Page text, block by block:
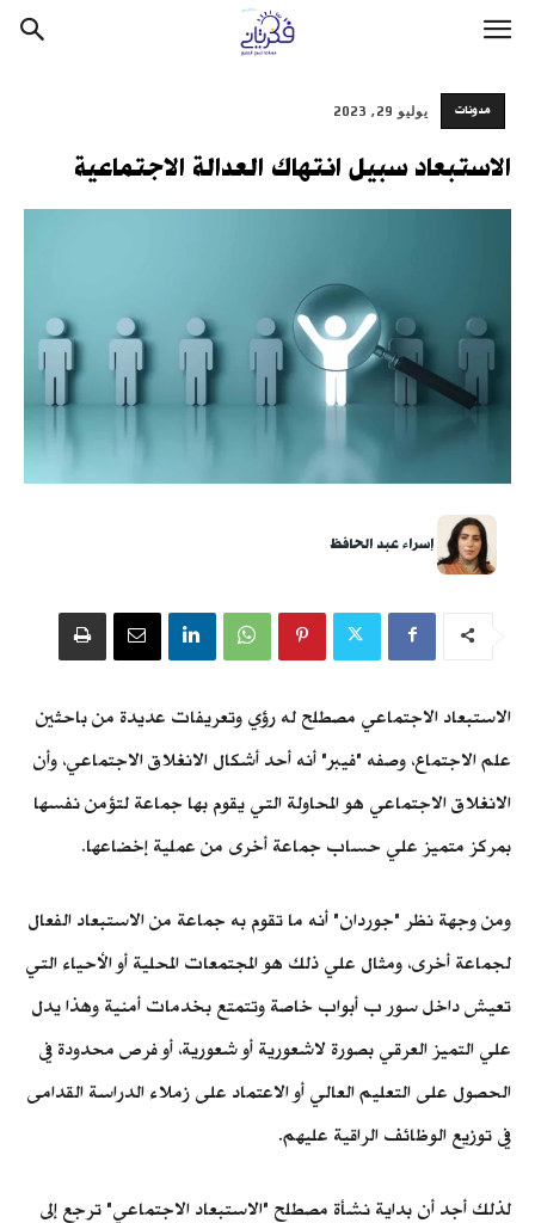
مدونات يوليو 29, 2023
الاستبعاد سبيل انتهاك العدالة الاجتماعية
إسراء عبد الحافظ
الاستبعاد الاجتماعي مصطلح له رؤي وتعريفات عديدة من باحثين
علم الاجتماع، وصفه "فيبر" أنه أحد أشكال الانغلاق الاجتماعي، وأن
الانغلاق الاجتماعي هو المحاولة التي يقوم بها جماعة لتؤمن نفسها
بمركز متميز علي حساب جماعة أخرى من عملية إخضاعها.
ومن وجهة نظر "جوردان" أنه ما تقوم به جماعة من الاستبعاد الفعال
لجماعة أخرى، ومثال علي ذلك هو المجتمعات المحلية أو الأحياء التي
تعيش داخل سور ب أبواب خاصة وتتمتع بخدمات أمنية وهذا يدل
علي التميز العرقي بصورة لاشعورية أو شعورية، أو فرص محدودة في
الحصول على التعليم العالي أو الاعتماد على زملاء الدراسة القدامى
في توزيع الوظائف الراقية عليهم.
لذلك أجد أن بداية نشأة مصطلح "الاستبعاد الاجتماعي" ترجع إلى